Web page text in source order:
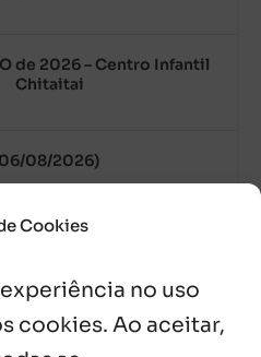
Cookies
no uso
cookies. Ao aceitar,
de 2026 – Centro Infantil
Chitaitai
08/2026)